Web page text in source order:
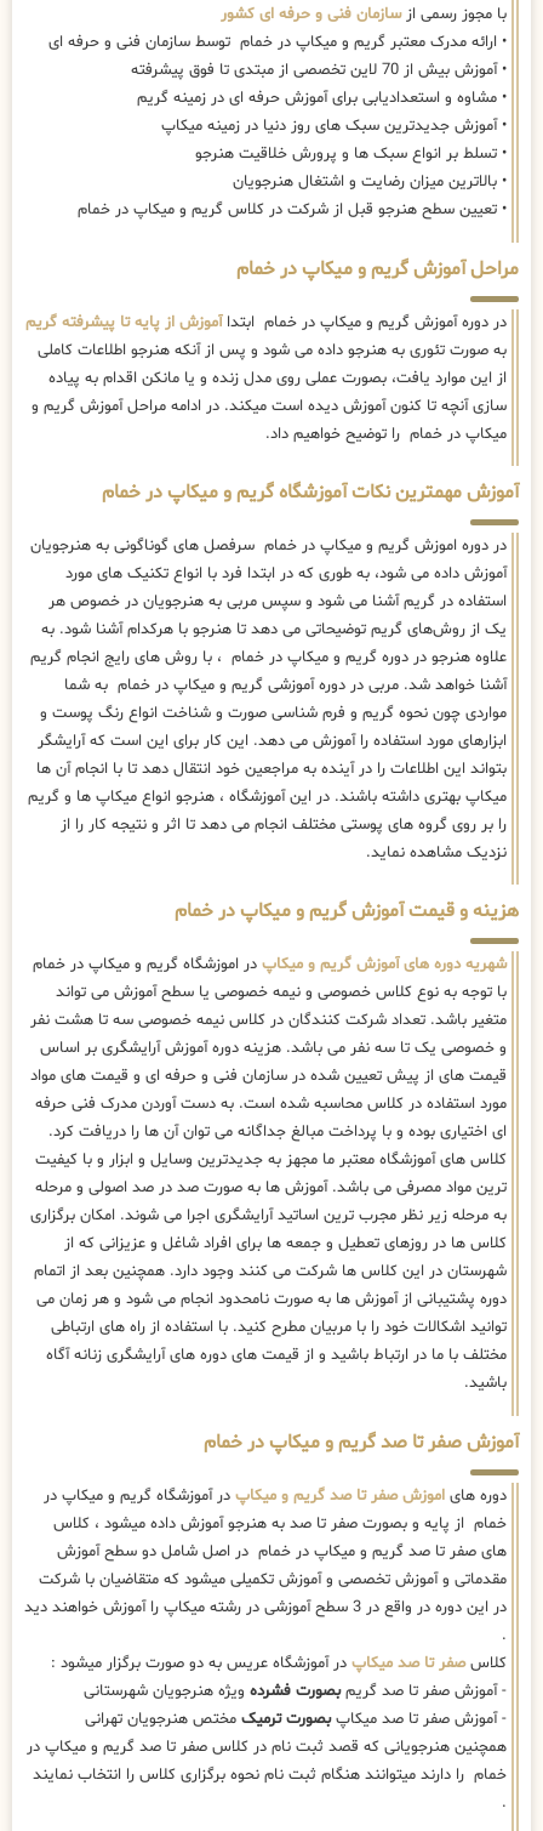
با مجوز رسمی ازسازمان فنی و حرفه ای کشور
• ارائه مدرک معتبر گریم و میکاپ در خمام توسط سازمان فنی و حرفه ای
• آموزش بیش از 70 لاین تخصصی از مبتدی تا فوق پیشرفته
• مشاوه و استعدادیابی برای آموزش حرفه ای در زمینه گریم
• آموزش جدیدترین سبک های روز دنیا در زمینه میکاپ
• تسلط بر انواع سبک ها و پرورش خلاقیت هنرجو
• بالاترین میزان رضایت و اشتغال هنرجویان
• تعیین سطح هنرجو قبل از شرکت در کلاس گریم و میکاپ در خمام
مراحل آموزش گریم و میکاپ در خمام
در دوره آموزش گریم و میکاپ در خمام ابتداآموزش از پایه تا پیشرفته گریم
به صورت تئوری به هنرجو داده می شود و پس از آنکه هنرجو اطلاعات کاملی
از این موارد یافت، بصورت عملی روی مدل زنده و یا مانکن اقدام به پیاده
سازی آنچه تا کنون آموزش دیده است میکند. در ادامه مراحل آموزش گریم و
میکاپ در خمام را توضیح خواهیم داد.
آموزش مهمترین نکات آموزشگاه گریم و میکاپ در خمام
در دوره اموزش گریم و میکاپ در خمام سرفصل های گوناگونی به هنرجویان
آموزش داده می شود، به طوری که در ابتدا فرد با انواع تکنیک های مورد
استفاده در گریم آشنا می شود و سپس مربی به هنرجویان در خصوص هر
یک از روش‌های گریم توضیحاتی می دهد تا هنرجو با هرکدام آشنا شود. به
علاوه هنرجو در دوره گریم و میکاپ در خمام ، با روش های رایج انجام گریم
آشنا خواهد شد. مربی در دوره آموزشی گریم و میکاپ در خمام به شما
مواردی چون نحوه گریم و فرم شناسی صورت و شناخت انواع رنگ پوست و
ابزارهای مورد استفاده را آموزش می دهد. این کار برای این است که آرایشگر
بتواند این اطلاعات را در آینده به مراجعین خود انتقال دهد تا با انجام آن ها
میکاپ بهتری داشته باشند. در این آموزشگاه ، هنرجو انواع میکاپ ها و گریم
را بر روی گروه های پوستی مختلف انجام می دهد تا اثر و نتیجه کار را از
نزدیک مشاهده نماید.
هزینه و قیمت آموزش گریم و میکاپ در خمام
شهریه دوره های آموزش گریم و میکاپ در اموزشگاه گریم و میکاپ در خمام
با توجه به نوع کلاس خصوصی و نیمه خصوصی یا سطح آموزش می تواند
متغیر باشد. تعداد شرکت کنندگان در کلاس نیمه خصوصی سه تا هشت نفر
و خصوصی یک تا سه نفر می باشد. هزینه دوره آموزش آرایشگری بر اساس
قیمت های از پیش تعیین شده در سازمان فنی و حرفه ای و قیمت های مواد
مورد استفاده در کلاس محاسبه شده است. به دست آوردن مدرک فنی حرفه
ای اختیاری بوده و با پرداخت مبالغ جداگانه می توان آن ها را دریافت کرد.
کلاس های آموزشگاه معتبر ما مجهز به جدیدترین وسایل و ابزار و با کیفیت
ترین مواد مصرفی می باشد. آموزش ها به صورت صد در صد اصولی و مرحله
به مرحله زیر نظر مجرب ترین اساتید آرایشگری اجرا می شوند. امکان برگزاری
کلاس ها در روزهای تعطیل و جمعه ها برای افراد شاغل و عزیزانی که از
شهرستان در این کلاس ها شرکت می کنند وجود دارد. همچنین بعد از اتمام
دوره پشتیبانی از آموزش ها به صورت نامحدود انجام می شود و هر زمان می
توانید اشکالات خود را با مربیان مطرح کنید. با استفاده از راه های ارتباطی
مختلف با ما در ارتباط باشید و از قیمت های دوره های آرایشگری زنانه آگاه
باشید.
آموزش صفر تا صد گریم و میکاپ در خمام
دوره های اموزش صفر تا صد گریم و میکاپ در آموزشگاه گریم و میکاپ در
خمام از پایه و بصورت صفر تا صد به هنرجو آموزش داده میشود ، کلاس
های صفر تا صد گریم و میکاپ در خمام در اصل شامل دو سطح آموزش
مقدماتی و آموزش تخصصی و آموزش تکمیلی میشود که متقاضیان با شرکت
در این دوره در واقع در 3 سطح آموزشی در رشته میکاپ را آموزش خواهند دید
.
کلاسصفر تا صد میکاپ در آموزشگاه عریس به دو صورت برگزار میشود :
- آموزش صفر تا صد گریمبصورت فشرده ویژه هنرجویان شهرستانی
- آموزش صفر تا صد میکاپبصورت ترمیک مختص هنرجویان تهرانی
همچنین هنرجویانی که قصد ثبت نام در کلاس صفر تا صد گریم و میکاپ در
خمام را دارند میتوانند هنگام ثبت نام نحوه برگزاری کلاس را انتخاب نمایند
.